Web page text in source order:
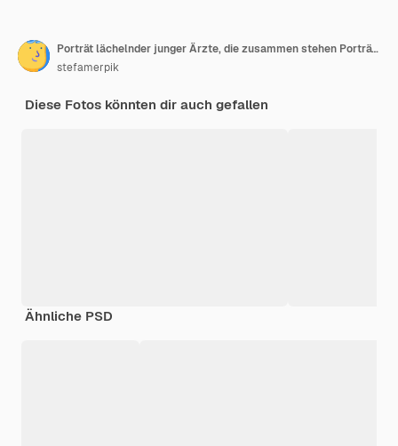
Porträt lächelnder junger Ärzte, die zusammen stehen Porträt des medizinischen Personals in einem modernen Krankenhaus, das zur Kamera lächelt
stefamerpik
Diese Fotos könnten dir auch gefallen
Ähnliche PSD